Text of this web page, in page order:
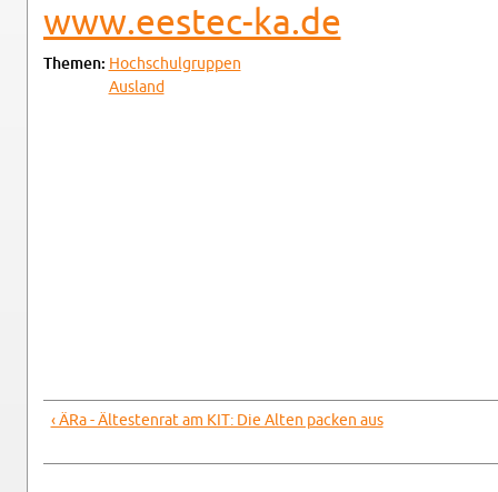
www.​eestec-​ka.​de
The­men: Hoch­schul­grup­pen
Aus­land
‹ ÄRa - Äl­tes­ten­rat am KIT: Die Alten pa­cken aus